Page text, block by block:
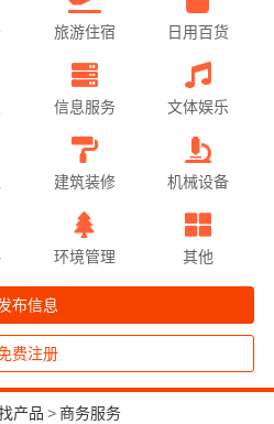
旅游住宿 日用百货
信息服务 文体娱乐
建筑装修 机械设备
环境管理 其他
布信息
费注册
产品 >商务服务